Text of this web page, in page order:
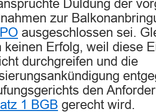
Duldung der
zur
ausgeschlossen sei.
keinen Erfolg, weil diese
durchgreifen und die
den
1 BGB gerecht wird.